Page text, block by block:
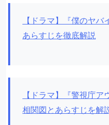
【ドラマ】『僕のヤ
あらすじを徹底解説
【ドラマ】『警視庁ア
相関図とあらすじを解